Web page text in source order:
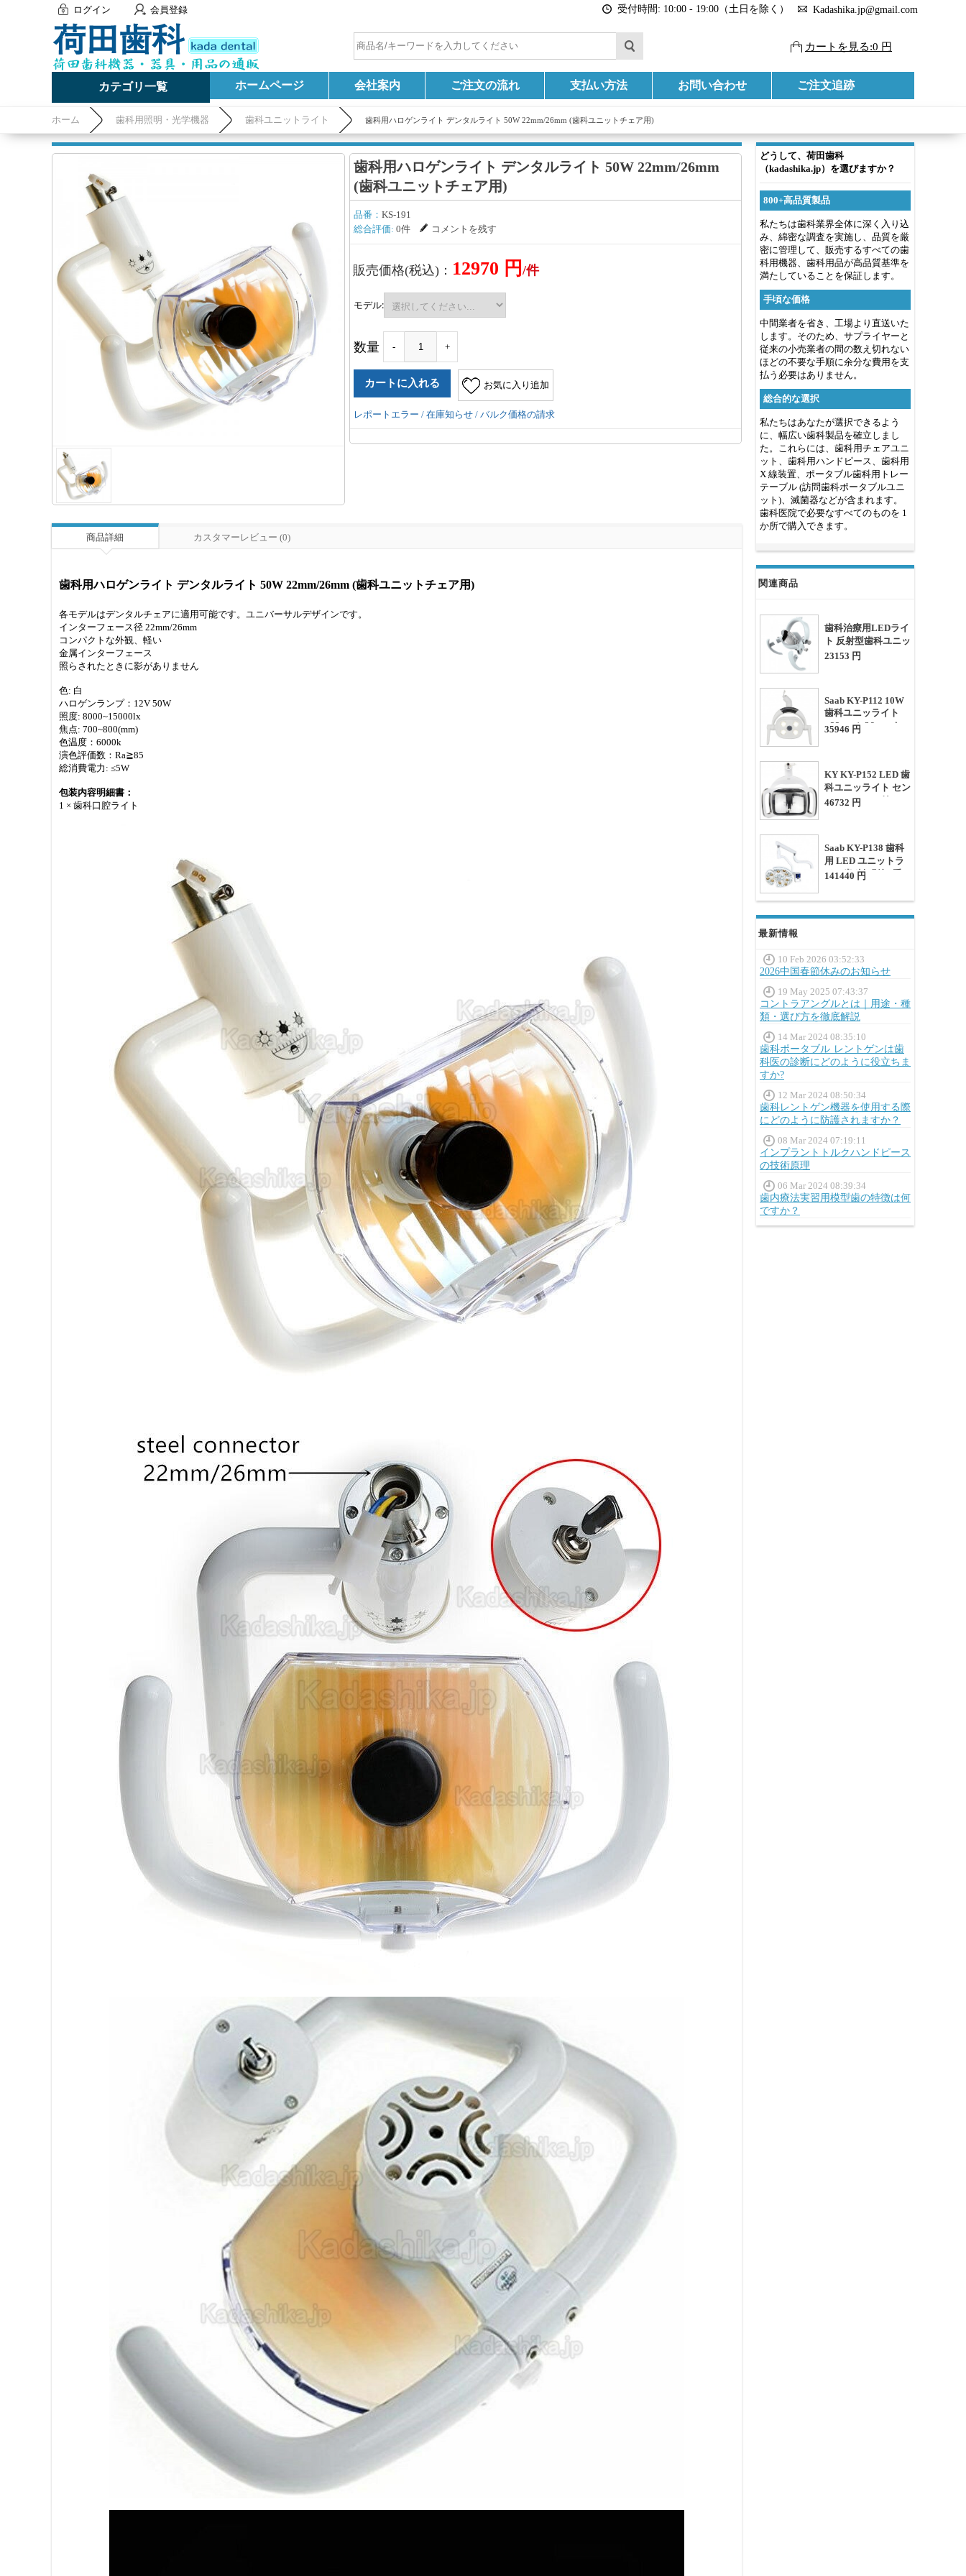
ログイン 会員登録 受付時間: 10:00 - 19:00（土日を除く） Kadashika.jp@gmail.com
カートを見る:0 円
カテゴリ一覧 ホームページ 会社案内 ご注文の流れ 支払い方法 お問い合わせ ご注文追跡
ホーム 歯科用照明・光学機器 歯科ユニットライト 歯科用ハロゲンライト デンタルライト 50W 22mm/26mm (歯科ユニットチェア用)
どうして、荷田歯科
（kadashika.jp）を選びますか？
800+高品質製品
私たちは歯科業界全体に深く入り込
み、綿密な調査を実施し、品質を厳
密に管理して、販売するすべての歯
科用機器、歯科用品が高品質基準を
満たしていることを保証します。
手頃な価格
中間業者を省き、工場より直送いた
します。そのため、サプライヤーと
従来の小売業者の間の数え切れない
ほどの不要な手順に余分な費用を支
払う必要はありません。
総合的な選択
私たちはあなたが選択できるよう
に、幅広い歯科製品を確立しまし
た。これらには、歯科用チェアユニ
ット、歯科用ハンドピース、歯科用
X 線装置、ポータブル歯科用トレー
テーブル (訪問歯科ポータブルユニ
ット)、滅菌器などが含まれます。
歯科医院で必要なすべてのものを 1
か所で購入できます。
関連商品
歯科治療用LEDライ
ト 反射型歯科ユニッ
ライト CX249-21 (セ
23153 円
Saab KY-P112 10W
歯科ユニッライト
φ22mm/φ26mm セ
35946 円
KY KY-P152 LED 歯
科ユニッライト セン
サースイッチ付き
46732 円
Saab KY-P138 歯科
用 LED ユニットラ
イト歯科無影灯/手
ユニット用アーム付
き
141440 円
最新情報
10 Feb 2026 03:52:33
2026中国春節休みのお知らせ
19 May 2025 07:43:37
コントラアングルとは｜用途・種
類・選び方を徹底解説
14 Mar 2024 08:35:10
歯科ポータブル レントゲンは歯
科医の診断にどのように役立ちま
すか?
12 Mar 2024 08:50:34
歯科レントゲン機器を使用する際
にどのように防護されますか？
08 Mar 2024 07:19:11
インプラントトルクハンドピース
の技術原理
06 Mar 2024 08:39:34
歯内療法実習用模型歯の特徴は何
ですか？
歯科用ハロゲンライト デンタルライト 50W 22mm/26mm
(歯科ユニットチェア用)
品番： KS-191
総合評価: 0件 コメントを残す
販売価格(税込)： 12970 円 /件
モデル:
数量 - +
お気に入り追加
レポートエラー / 在庫知らせ / バルク価格の請求
商品詳細 カスタマーレビュー (0)
歯科用ハロゲンライト デンタルライト 50W 22mm/26mm (歯科ユニットチェア用)
各モデルはデンタルチェアに適用可能です。ユニバーサルデザインです。
インターフェース径 22mm/26mm
コンパクトな外観、軽い
金属インターフェース
照らされたときに影がありません
色: 白
ハロゲンランプ：12V 50W
照度: 8000~15000lx
焦点: 700~800(mm)
色温度：6000k
演色評価数：Ra≧85
総消費電力: ≤5W
包装内容明細書：
1 × 歯科口腔ライト